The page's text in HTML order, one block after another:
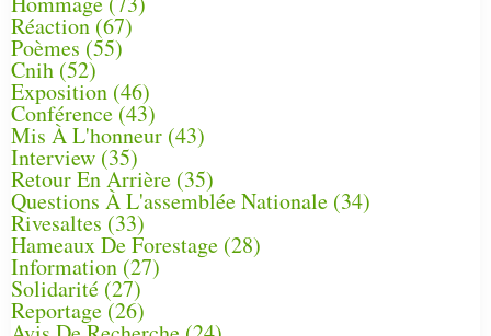
Réaction(67)
Poèmes (55)
Cnih (52)
Exposition (46)
Conférence(43)
Mis À L'honneur (43)
Interview (35)
Retour En Arrière (35)
Questions À L'assemblée Nationale (34)
Rivesaltes (33)
Hameaux De Forestage (28)
Information (27)
Solidarité (27)
Reportage(26)